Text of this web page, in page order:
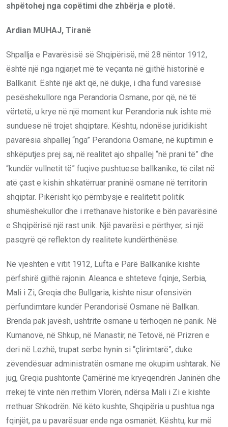
shpëtohej nga copëtimi dhe zhbërja e plotë.
Ardian MUHAJ, Tiranë
Shpallja e Pavarësisë së Shqipërisë, më 28 nëntor 1912,
është një nga ngjarjet më të veçanta në gjithë historinë e
Ballkanit. Është një akt që, në dukje, i dha fund varësisë
pesëshekullore nga Perandoria Osmane, por që, në të
vërtetë, u krye në një moment kur Perandoria nuk ishte më
sunduese në trojet shqiptare. Kështu, ndonëse juridikisht
pavarësia shpallej “nga” Perandoria Osmane, në kuptimin e
shkëputjes prej saj, në realitet ajo shpallej “në prani të” dhe
“kundër vullnetit të” fuqive pushtuese ballkanike, të cilat në
atë çast e kishin shkatërruar praninë osmane në territorin
shqiptar. Pikërisht kjo përmbysje e realitetit politik
shumëshekullor dhe i rrethanave historike e bën pavarësinë
e Shqipërisë një rast unik. Një pavarësi e përthyer, si një
pasqyrë që reflekton dy realitete kundërthënëse.
Në vjeshtën e vitit 1912, Lufta e Parë Ballkanike kishte
përfshirë gjithë rajonin. Aleanca e shteteve fqinje, Serbia,
Mali i Zi, Greqia dhe Bullgaria, kishte nisur ofensivën
përfundimtare kundër Perandorisë Osmane në Ballkan.
Brenda pak javësh, ushtritë osmane u tërhoqën në panik. Në
Kumanovë, në Shkup, në Manastir, në Tetovë, në Prizren e
deri në Lezhë, trupat serbe hynin si “çlirimtarë”, duke
zëvendësuar administratën osmane me okupim ushtarak. Në
jug, Greqia pushtonte Çamërinë me kryeqendrën Janinën dhe
rrekej të vinte nën rrethim Vlorën, ndërsa Mali i Zi e kishte
rrethuar Shkodrën. Në këto kushte, Shqipëria u pushtua nga
fqinjët, pa u pavarësuar ende nga osmanët. Kështu, kur më